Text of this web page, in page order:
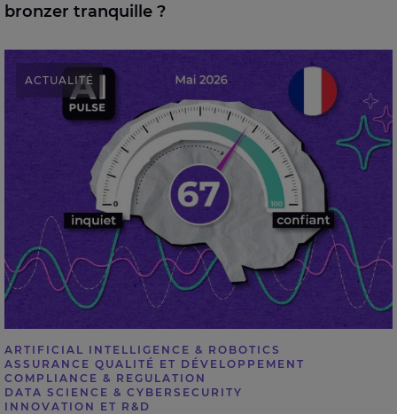
bronzer tranquille ?
Les dirigeants français ont adopté l’IA mais le match
ne fait que commencer
ACTUALITÉ
ARTIFICIAL INTELLIGENCE & ROBOTICS
ASSURANCE QUALITÉ ET DÉVELOPPEMENT
COMPLIANCE & REGULATION
DATA SCIENCE & CYBERSECURITY
INNOVATION ET R&D